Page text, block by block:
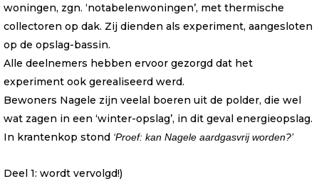
woningen, zgn. ‘notabelenwoningen’, met thermische
collectoren op dak. Zij dienden als experiment, aangesloten
op de opslag-bassin.
Alle deelnemers hebben ervoor gezorgd dat het
experiment ook gerealiseerd werd.
Bewoners Nagele zijn veelal boeren uit de polder, die wel
wat zagen in een ‘winter-opslag’, in dit geval energieopslag.
In krantenkop stond ‘Proef: kan Nagele aardgasvrij worden?’
Deel 1: wordt vervolgd!)